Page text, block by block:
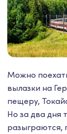
Можно
вылазки на
пещеру,
Но за два дня
разыграются,